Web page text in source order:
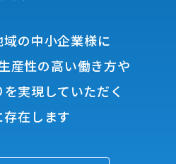
の中小企業様に
産性の高い働き方や
実現していただく
存在します